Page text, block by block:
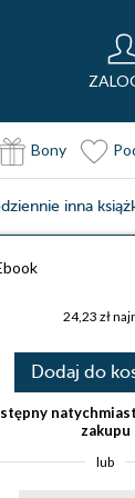
Bony
inna
24,23 zł
Dodaj do
zakupu
lub